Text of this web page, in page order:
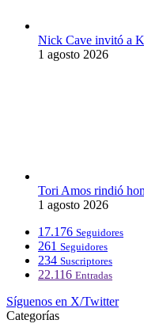
Nick Cave invitó a
1 agosto 2026
Tori Amos rindió
1 agosto 2026
17.176 Seguidores
261 Seguidores
234 Suscriptores
22.116 Entradas
Síguenos en X/Twitter
Categorías